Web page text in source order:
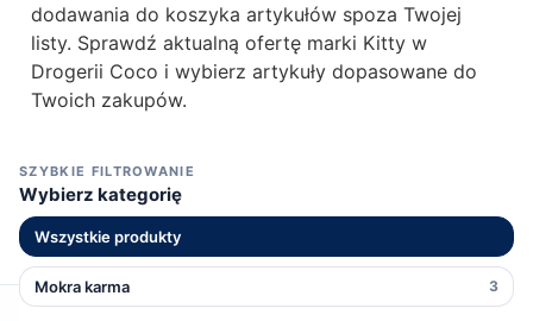
SZYBKIE FILTROWANIE
Wybierz kategorię
Wszystkie produkty
Mokra karma 3
dodawania do koszyka artykułów spoza Twojej
listy. Sprawdź aktualną ofertę marki Kitty w
Drogerii Coco i wybierz artykuły dopasowane do
Twoich zakupów.